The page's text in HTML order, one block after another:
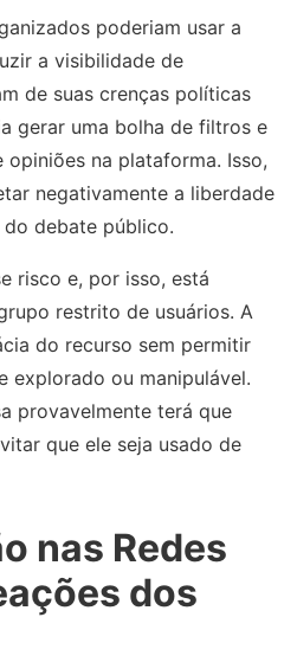
poderiam usar a
a visibilidade de
de suas crenças políticas
gerar uma bolha de filtros e
na plataforma. Isso,
negativamente a liberdade
debate público.
risco e, por isso, está
restrito de usuários. A
do recurso sem permitir
explorado ou manipulável.
provavelmente terá que
que ele seja usado de
nas Redes
dos